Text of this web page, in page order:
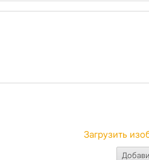
Загрузить